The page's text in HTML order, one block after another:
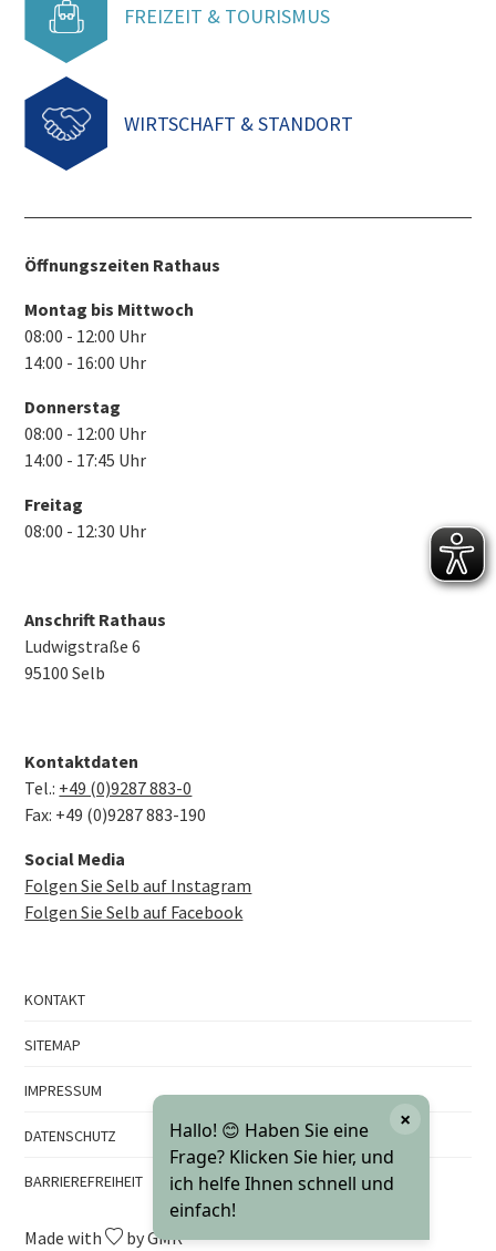
Hallo! 😊 Haben Sie eine
Frage? Klicken Sie hier, und
ich helfe Ihnen schnell und
einfach!
×
FREIZEIT & TOURISMUS
WIRTSCHAFT & STANDORT
Öffnungszeiten Rathaus
Montag bis Mittwoch
08:00 - 12:00 Uhr
14:00 - 16:00 Uhr
Donnerstag
08:00 - 12:00 Uhr
14:00 - 17:45 Uhr
Freitag
08:00 - 12:30 Uhr
Anschrift Rathaus
Ludwigstraße 6
95100 Selb
Kontaktdaten
Tel.: +49 (0)9287 883-0
Fax: +49 (0)9287 883-190
Social Media
Folgen Sie Selb auf Instagram
Folgen Sie Selb auf Facebook
KONTAKT
SITEMAP
IMPRESSUM
DATENSCHUTZ
BARRIEREFREIHEIT
Made with by GMK